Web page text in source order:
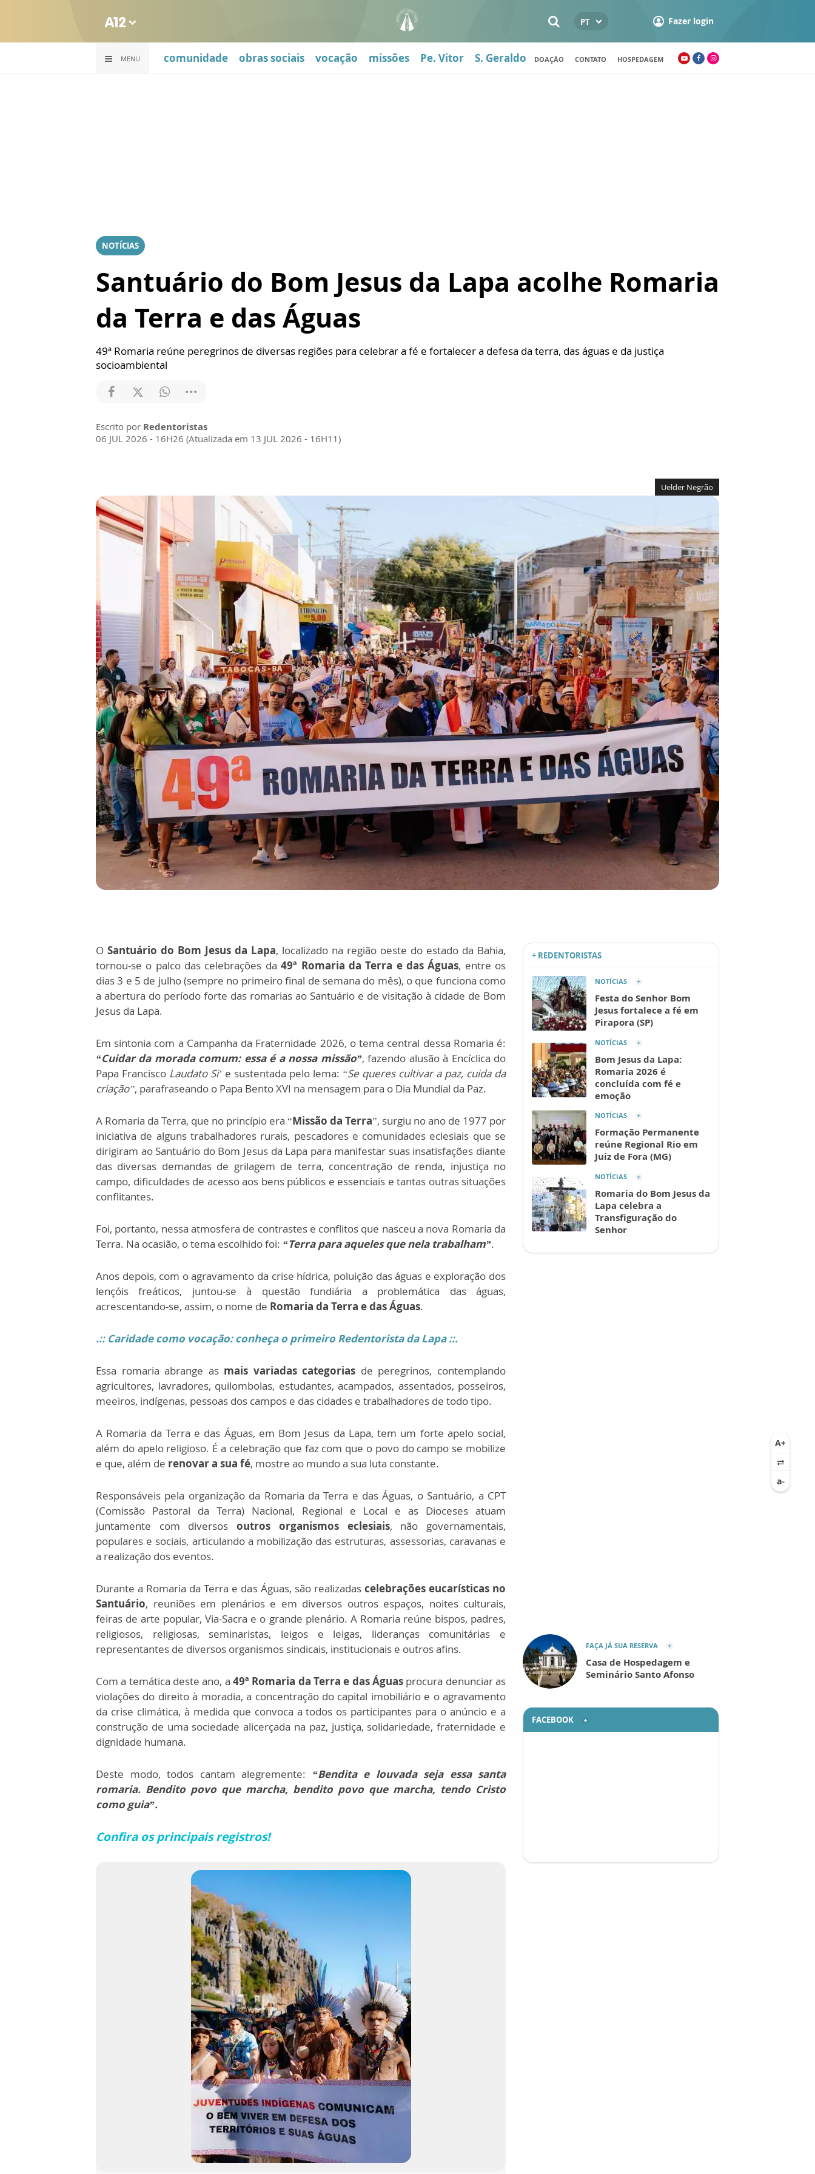
PT Fazer login
MENU comunidade obras sociais vocação missões Pe. Vitor S. Geraldo DOAÇÃO CONTATO HOSPEDAGEM
NOTÍCIAS
Santuário do Bom Jesus da Lapa acolhe Romaria
da Terra e das Águas
49ª Romaria reúne peregrinos de diversas regiões para celebrar a fé e fortalecer a defesa da terra, das águas e da justiça
socioambiental
Escrito por Redentoristas
06 JUL 2026 - 16H26 (Atualizada em 13 JUL 2026 - 16H11)
Uelder Negrão
O Santuário do Bom Jesus da Lapa, localizado na região oeste do estado da Bahia,
tornou-se o palco das celebrações da49ª Romaria da Terra e das Águas, entre os
dias 3 e 5 de julho (sempre no primeiro final de semana do mês), o que funciona como
a abertura do período forte das romarias ao Santuário e de visitação à cidade de Bom
Jesus da Lapa.
Em sintonia com a Campanha da Fraternidade 2026, o tema central dessa Romaria é:
“Cuidar da morada comum: essa é a nossa missão”, fazendo alusão à Encíclica do
Papa Francisco Laudato Si’ e sustentada pelo lema: “Se queres cultivar a paz, cuida da
criação”, parafraseando o Papa Bento XVI na mensagem para o Dia Mundial da Paz.
A Romaria da Terra, que no princípio era “Missão da Terra”, surgiu no ano de 1977 por
iniciativa de alguns trabalhadores rurais, pescadores e comunidades eclesiais que se
dirigiram ao Santuário do Bom Jesus da Lapa para manifestar suas insatisfações diante
das diversas demandas de grilagem de terra, concentração de renda, injustiça no
campo, dificuldades de acesso aos bens públicos e essenciais e tantas outras situações
conflitantes.
Foi, portanto, nessa atmosfera de contrastes e conflitos que nasceu a nova Romaria da
Terra. Na ocasião, o tema escolhido foi: “Terra para aqueles que nela trabalham”.
Anos depois, com o agravamento da crise hídrica, poluição das águas e exploração dos
lençóis freáticos, juntou-se à questão fundiária a problemática das águas,
acrescentando-se, assim, o nome de Romaria da Terra e das Águas.
.:: Caridade como vocação: conheça o primeiro Redentorista da Lapa ::.
Essa romaria abrange as mais variadas categorias de peregrinos, contemplando
agricultores, lavradores, quilombolas, estudantes, acampados, assentados, posseiros,
meeiros, indígenas, pessoas dos campos e das cidades e trabalhadores de todo tipo.
A Romaria da Terra e das Águas, em Bom Jesus da Lapa, tem um forte apelo social,
além do apelo religioso. É a celebração que faz com que o povo do campo se mobilize
e que, além de renovar a sua fé, mostre ao mundo a sua luta constante.
Responsáveis pela organização da Romaria da Terra e das Águas, o Santuário, a CPT
(Comissão Pastoral da Terra) Nacional, Regional e Local e as Dioceses atuam
juntamente com diversosoutros organismos eclesiais, não governamentais,
populares e sociais, articulando a mobilização das estruturas, assessorias, caravanas e
a realização dos eventos.
Durante a Romaria da Terra e das Águas, são realizadascelebrações eucarísticas no
Santuário, reuniões em plenários e em diversos outros espaços, noites culturais,
feiras de arte popular, Via-Sacra e o grande plenário. A Romaria reúne bispos, padres,
religiosos, religiosas, seminaristas, leigos e leigas, lideranças comunitárias e
representantes de diversos organismos sindicais, institucionais e outros afins.
Com a temática deste ano, a 49ª Romaria da Terra e das Águas procura denunciar as
violações do direito à moradia, a concentração do capital imobiliário e o agravamento
da crise climática, à medida que convoca a todos os participantes para o anúncio e a
construção de uma sociedade alicerçada na paz, justiça, solidariedade, fraternidade e
dignidade humana.
Deste modo, todos cantam alegremente: “Bendita e louvada seja essa santa
romaria. Bendito povo que marcha, bendito povo que marcha, tendo Cristo
como guia”.
Confira os principais registros!
FAÇA JÁ SUA RESERVA
Casa de Hospedagem e
Seminário Santo Afonso
+ REDENTORISTAS
NOTÍCIAS
Festa do Senhor Bom
Jesus fortalece a fé em
Pirapora (SP)
NOTÍCIAS
Bom Jesus da Lapa:
Romaria 2026 é
concluída com fé e
emoção
NOTÍCIAS
Formação Permanente
reúne Regional Rio em
Juiz de Fora (MG)
NOTÍCIAS
Romaria do Bom Jesus da
Lapa celebra a
Transfiguração do
Senhor
FACEBOOK